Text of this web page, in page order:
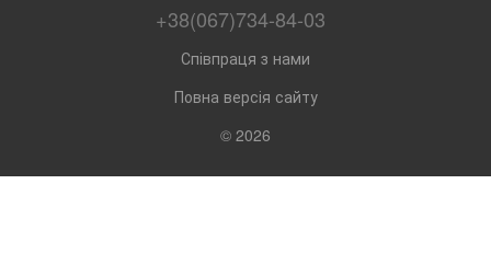
+38(067)734-84-03
Співпраця з нами
Повна версія сайту
© 2026